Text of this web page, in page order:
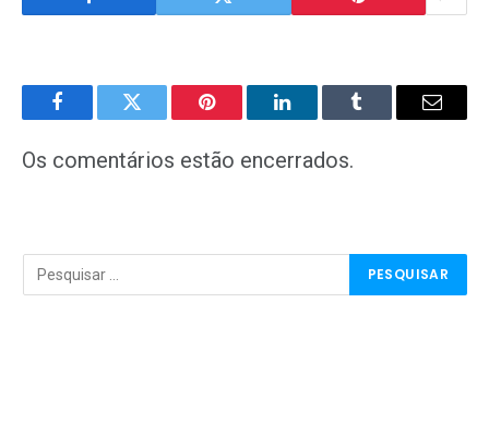
FacebookTwitter Pinterest LinkedInTumblr
E-
Os comentários estão encerrados.